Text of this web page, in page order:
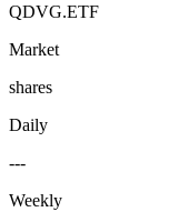
QDVG.ETF
Market
shares
Daily
---
Weekly